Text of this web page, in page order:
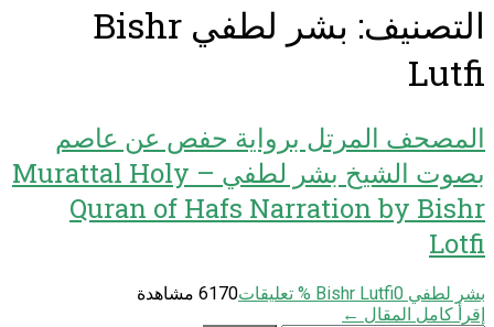
التصنيف:
بشر لطفي Bishr
Lutfi
المصحف المرتل برواية حفص عن عاصم
بصوت الشيخ بشر لطفي – Murattal Holy
Quran of Hafs Narration by Bishr
Lotfi
بشر لطفي Bishr Lutfi 0 % تعليقات6170 مشاهدة
إقرأ كامل المقال ←